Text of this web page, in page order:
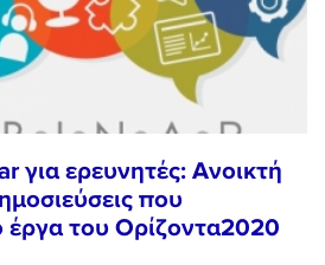
για ερευνητές: Ανοικτή
που
έργα του Ορίζοντα2020